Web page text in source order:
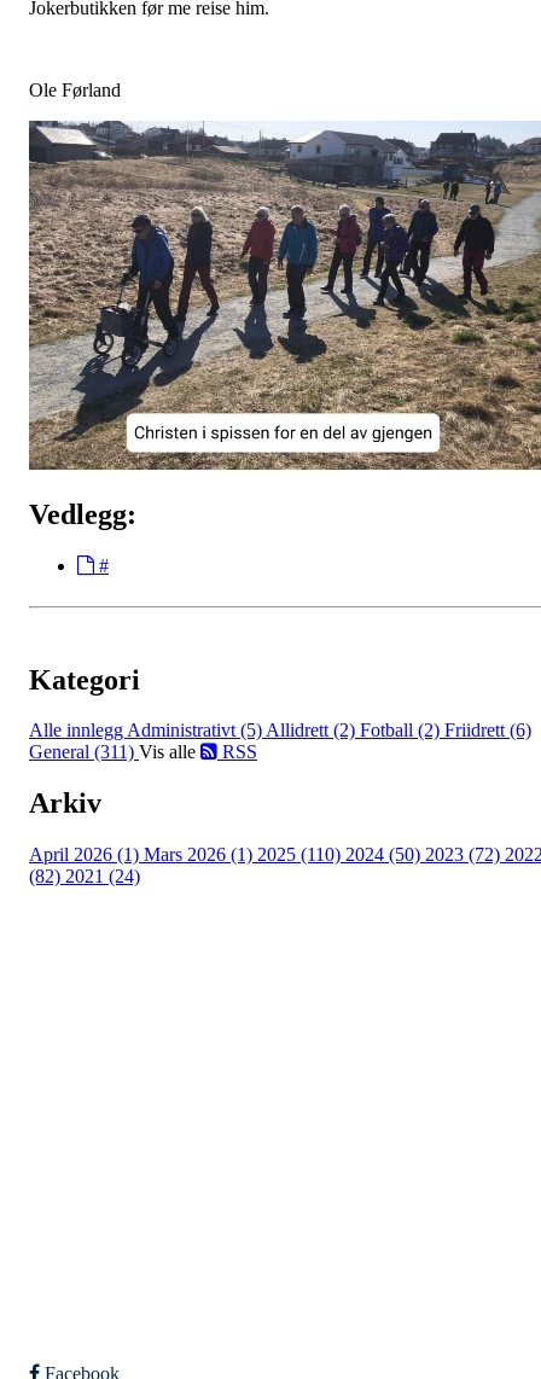
Jokerbutikken før me reise him.
Ole Førland
Vedlegg:
#
Kategori
Alle innleggAdministrativt (5)Allidrett (2) Fotball (2) Friidrett (6)
General (311) Vis alle RSS
Arkiv
April 2026 (1) Mars 2026 (1) 2025 (110) 2024 (50) 2023 (72)
(82) 2021 (24)
Facebook